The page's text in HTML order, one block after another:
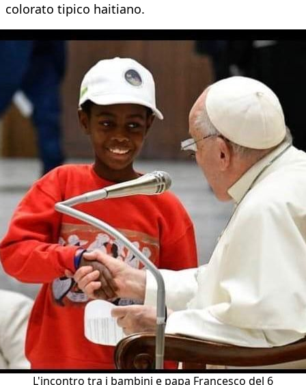
colorato tipico haitiano.
L'incontro tra i bambini e papa Francesco del 6